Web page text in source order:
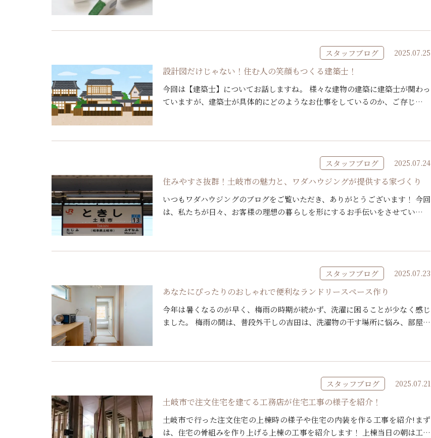
スタッフブログ 2025.07.25
設計図だけじゃない！住む人の笑顔もつくる建築士！
今回は【建築士】についてお話しますね。 様々な建物の建築に建築士が関わっ
ていますが、建築士が具体的にどのようなお仕事をしているのか、ご存じでな
スタッフブログ 2025.07.24
住みやすさ抜群！土岐市の魅力と、ワダハウジングが提供する家づくり
いつもワダハウジングのブログをご覧いただき、ありがとうございます！ 今回
は、私たちが日々、お客様の理想の暮らしを形にするお手伝いをさせていただ
スタッフブログ 2025.07.23
あなたにぴったりのおしゃれで便利なランドリースペース作り
今年は暑くなるのが早く、梅雨の時期が続かず、洗濯に困ることが少なく感じ
ました。 梅雨の間は、普段外干しの吉田は、洗濯物の干す場所に悩み、部屋干
スタッフブログ 2025.07.21
土岐市で注文住宅を建てる工務店が住宅工事の様子を紹介！
土岐市で行った注文住宅の上棟時の様子や住宅の内装を作る工事を紹介!まず
は、住宅の骨組みを作り上げる上棟の工事を紹介します！ 上棟当日の朝は工事